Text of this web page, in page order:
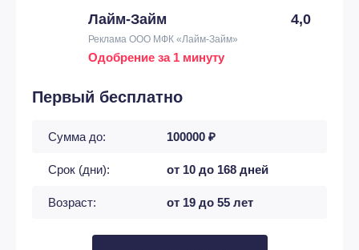
Лайм-Займ 4,0
Реклама ООО МФК «Лайм-Займ»
Одобрение за 1 минуту
Первый бесплатно
Сумма до: 100000 ₽
Срок (дни): от 10 до 168 дней
Возраст: от 19 до 55 лет